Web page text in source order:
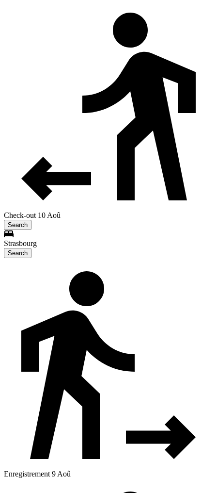
Check-out 10 Aoû
Search
Strasbourg
Search
Enregistrement 9 Aoû